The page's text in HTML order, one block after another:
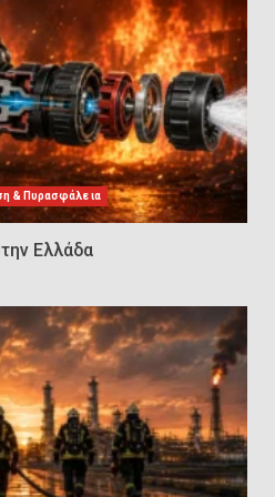
Αυλοί στην
των Διυλιστηρίων
Αντιμετώπιση
σε Μονάδες
Υδρογονανθράκων
& Πυρασφάλεια
Ελλάδα